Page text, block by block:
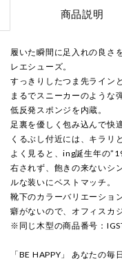
商品説明
履いた瞬間に足入れの良さ
レエシューズ。
すっきりしたつま先ライン
まるでスニーカーのような
低反発スポンジを内蔵。
足裏を優しく包み込んで快
くるぶし付近には、キラリ
よく見ると、ing誕生年の
右されず、飽きの来ないシ
ルな装いにベストマッチ。
靴下のカラーバリエーショ
癖がないので、オフィスカ
※同じ木型の商品番号：
「BE HAPPY」 あなたの毎